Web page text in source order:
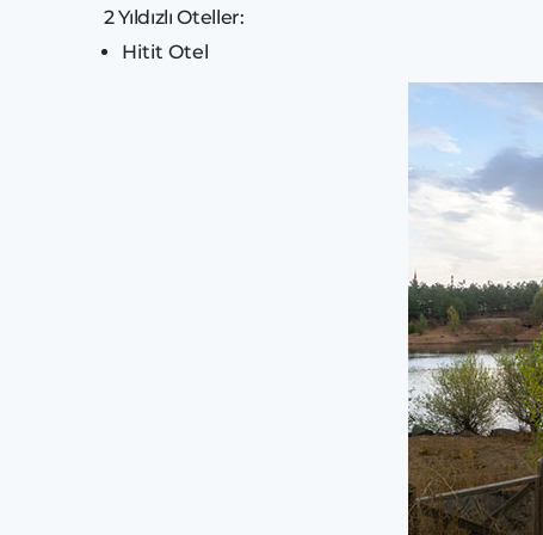
2 Yıldızlı Oteller:
Hitit Otel